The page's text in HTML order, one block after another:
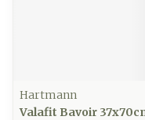
Hartmann
Valafit Bavoir